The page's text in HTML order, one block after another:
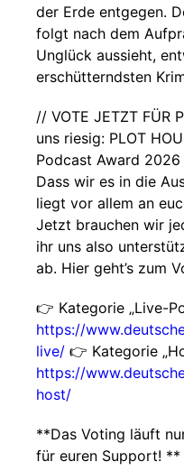
der Erde entgegen.
folgt nach dem
Unglück aussieht,
erschütterndsten
// VOTE JETZT FÜR
uns riesig: PLOT
Podcast Award
Dass wir es in die
liegt vor allem an
Jetzt brauchen wir
ihr uns also
ab. Hier geht’s zum
👉 Kategorie „Live-
https://
live/ 👉 Kategorie
https://
host/
**Das Voting läuft
für euren Support! **